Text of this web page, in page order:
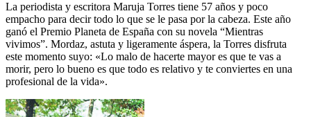
La periodista y escritora Maruja Torres tiene 57 años y poco
empacho para decir todo lo que se le pasa por la cabeza. Este año
ganó el Premio Planeta de España con su novela “Mientras
vivimos”. Mordaz, astuta y ligeramente áspera, la Torres disfruta
este momento suyo: «Lo malo de hacerte mayor es que te vas a
morir, pero lo bueno es que todo es relativo y te conviertes en una
profesional de la vida».